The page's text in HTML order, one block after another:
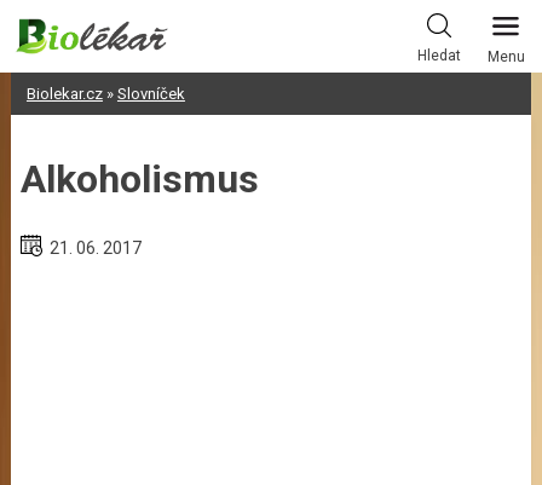
Skip
content
Hledat Menu
Biolekar.cz» Slovníček
Alkoholismus
21. 06. 2017